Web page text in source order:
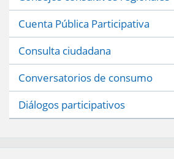
Cuenta Pública Participativa
Consulta ciudadana
Conversatorios de consumo
Diálogos participativos